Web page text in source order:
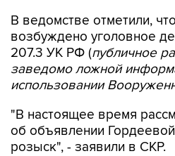
В ведомстве отметили,
возбуждено уголовное
207.3 УК РФ (публичное
заведомо ложной
использовании
"В настоящее время
об объявлении
розыск", - заявили в СКР.